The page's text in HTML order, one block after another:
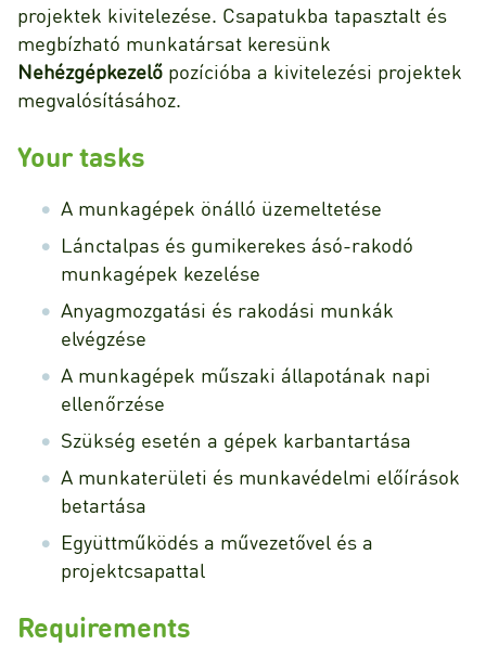
projektek kivitelezése. Csapatukba tapasztalt és
megbízható munkatársat keresünk
Nehézgépkezelő pozícióba a kivitelezési projektek
megvalósításához.
Your tasks
A munkagépek önálló üzemeltetése
Lánctalpas és gumikerekes ásó-rakodó
munkagépek kezelése
Anyagmozgatási és rakodási munkák
elvégzése
A munkagépek műszaki állapotának napi
ellenőrzése
Szükség esetén a gépek karbantartása
A munkaterületi és munkavédelmi előírások
betartása
Együttműködés a művezetővel és a
projektcsapattal
Requirements